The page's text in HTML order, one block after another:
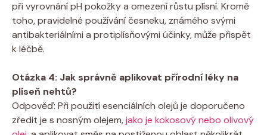
při vyrovnání pH pokožky a omezení růstu plísní. Kromě
toho, pravidelné používání česneku, známého svými
antibakteriálními a protiplísňovými účinky, může přispět
k léčbě.
Otázka 4: Jak správně aplikovat přírodní léky na
plíseň nehtů?
Odpověď: Při použití esenciálních olejů je doporučeno
zředit je s nosným olejem,jako je kokosový nebo olivový